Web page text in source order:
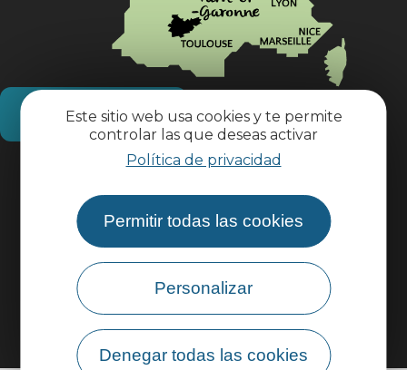
Este sitio web usa cookies y te permite
controlar las que deseas activar
Política de privacidad
Permitir todas las cookies
Personalizar
Denegar todas las cookies
¿Cómo llegar?
Información práctica
Área profesional
Área de grupo